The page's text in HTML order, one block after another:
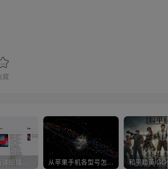
藏
ios手机设备详细插件平刷教程 从苹果手机各型号怎么越狱到怎么开科技完整教程